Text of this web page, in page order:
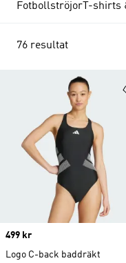
Fotbollströjor T-
76 resultat
Price
499 kr
Logo C-back baddräkt